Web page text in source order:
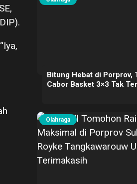
Bitung Hebat di Porprov,
Cabor Basket 3×3 Tak
Olahraga